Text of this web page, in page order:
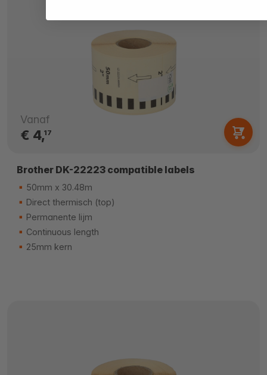
Vanaf
€ 4,17
Brother DK-22223 compatible labels
50mm x 30.48m
Direct thermisch (top)
Permanente lijm
Continuous length
25mm kern